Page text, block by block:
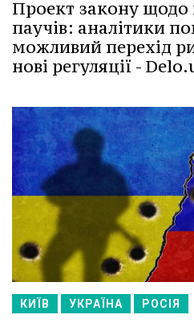
Проект закону щодо
паучів: аналітики
можливий перехід
нові регуляції -
КИЇВ УКРАЇНА РОСІЯ